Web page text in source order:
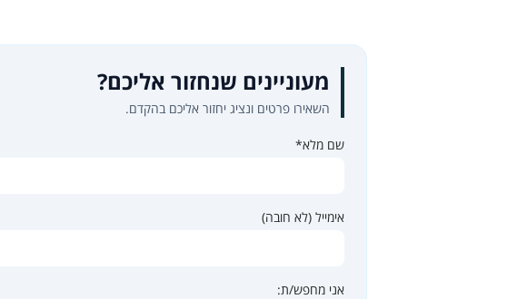
מעוניינים שנחזור אליכם?
השאירו פרטים ונציג יחזור אליכם בהקדם.
שם מלא*
אימייל (לא חובה)
אני מחפש/ת: